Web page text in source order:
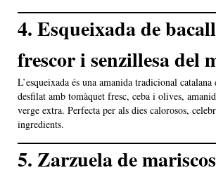
4. Esqueixada de
frescor i senzillesa del
L’esqueixada és una amanida tradicional catalana
desfilat amb tomàquet fresc, ceba i olives,
verge extra. Perfecta per als dies calorosos,
ingredients.
5. Zarzuela de